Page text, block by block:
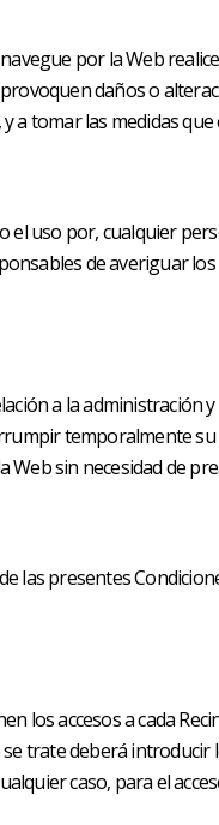
por la Web
daños o
a tomar las medidas
el uso por, cualquier
de averiguar
a la
temporalmente
Web sin necesidad de
las presentes
los accesos a cada
se trate deberá
caso, para el